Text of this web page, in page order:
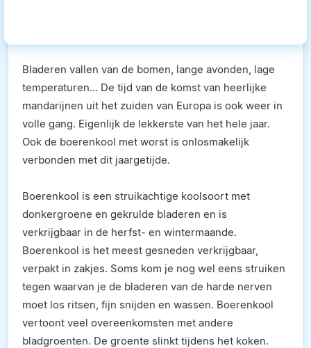
Bladeren vallen van de bomen, lange avonden, lage
temperaturen… De tijd van de komst van heerlijke
mandarijnen uit het zuiden van Europa is ook weer in
volle gang. Eigenlijk de lekkerste van het hele jaar.
Ook de boerenkool met worst is onlosmakelijk
verbonden met dit jaargetijde.
Boerenkool is een struikachtige koolsoort met
donkergroene en gekrulde bladeren en is
verkrijgbaar in de herfst- en wintermaande.
Boerenkool is het meest gesneden verkrijgbaar,
verpakt in zakjes. Soms kom je nog wel eens struiken
tegen waarvan je de bladeren van de harde nerven
moet los ritsen, fijn snijden en wassen. Boerenkool
vertoont veel overeenkomsten met andere
bladgroenten. De groente slinkt tijdens het koken.